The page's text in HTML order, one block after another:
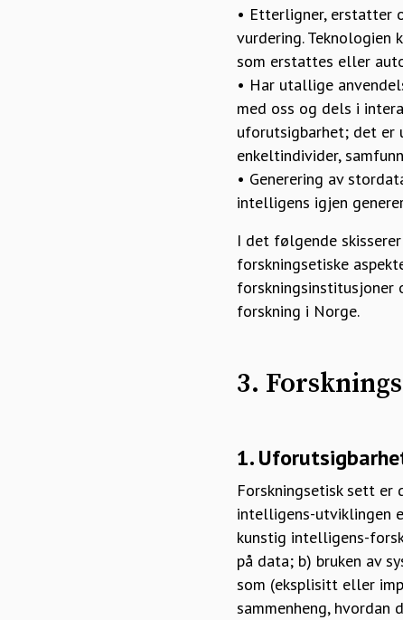
• Etterligner, erstatter
vurdering. Teknologien
som erstattes eller
• Har utallige
med oss og dels i
uforutsigbarhet; det er
enkeltindivider,
• Generering av
intelligens igjen
I det følgende
forskningsetiske
forskningsinstitusjoner
forskning i Norge.
3.
1.
Forskningsetisk sett er
intelligens-utviklingen
kunstig intelligens-
på data; b) bruken av
som (eksplisitt eller
sammenheng, hvordan